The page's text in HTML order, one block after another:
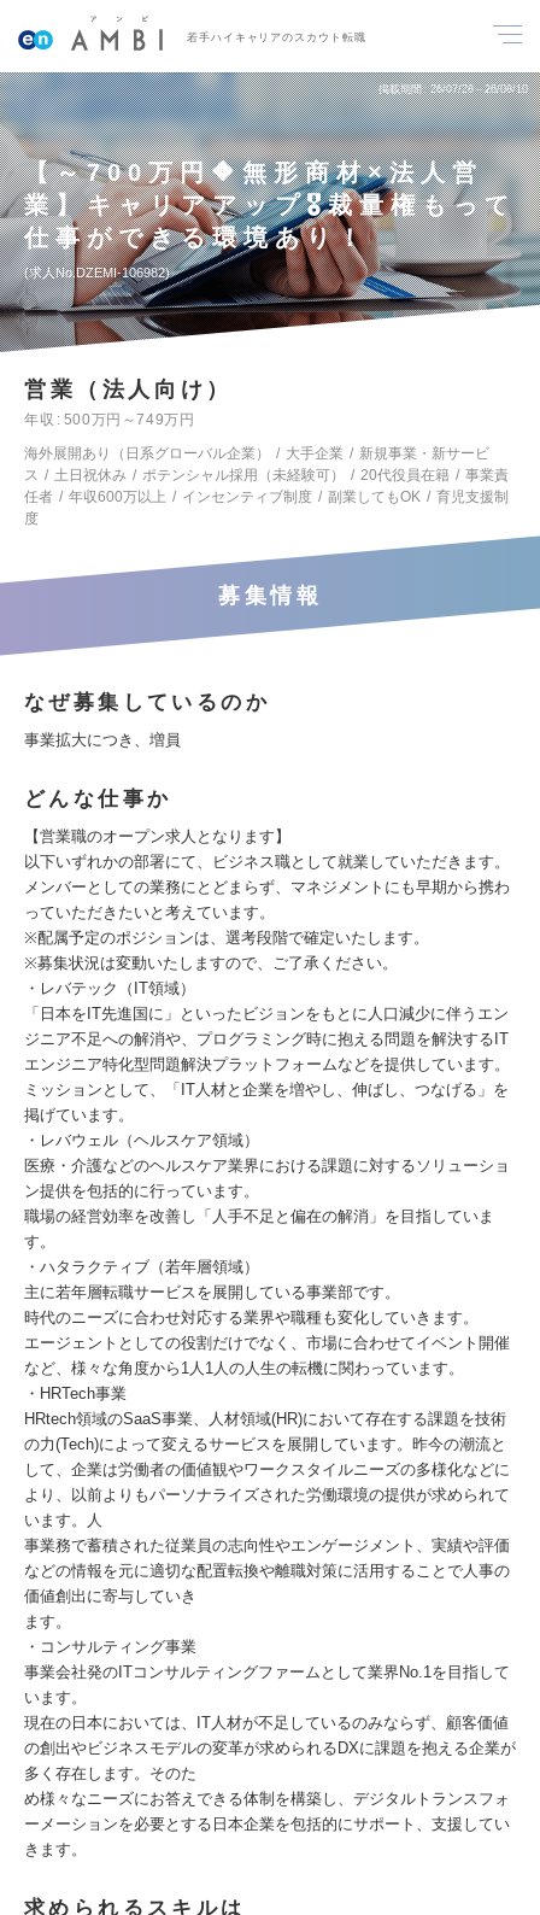
若手ハイキャリアのスカウト転職
掲載期間 26/07/28～26/08/10
【～700万円🔶無形商材×法人営
業】キャリアアップ🎖️裁量権もって
仕事ができる環境あり！
求人No.DZEMI-106982
営業（法人向け）
年収
500万円～749万円
海外展開あり（日系グローバル企業）
大手企業
新規事業・新サービ
ス
土日祝休み ポテンシャル採用（未経験可） 20代役員在籍
事業責
任者
年収600万以上 インセンティブ制度 副業してもOK
育児支援制
度
募集情報
なぜ募集しているのか
事業拡大につき、増員
どんな仕事か
【営業職のオープン求人となります】
以下いずれかの部署にて、ビジネス職として就業していただきます。
メンバーとしての業務にとどまらず、マネジメントにも早期から携わ
っていただきたいと考えています。
※配属予定のポジションは、選考段階で確定いたします。
※募集状況は変動いたしますので、ご了承ください。
・レバテック（IT領域）
「日本をIT先進国に」といったビジョンをもとに人口減少に伴うエン
ジニア不足への解消や、プログラミング時に抱える問題を解決するIT
エンジニア特化型問題解決プラットフォームなどを提供しています。
ミッションとして、「IT人材と企業を増やし、伸ばし、つなげる」を
掲げています。
・レバウェル（ヘルスケア領域）
医療・介護などのヘルスケア業界における課題に対するソリューショ
ン提供を包括的に行っています。
職場の経営効率を改善し「人手不足と偏在の解消」を目指していま
す。
・ハタラクティブ（若年層領域）
主に若年層転職サービスを展開している事業部です。
時代のニーズに合わせ対応する業界や職種も変化していきます。
エージェントとしての役割だけでなく、市場に合わせてイベント開催
など、様々な角度から1人1人の人生の転機に関わっています。
・HRTech事業
HRtech領域のSaaS事業、人材領域(HR)において存在する課題を技術
の力(Tech)によって変えるサービスを展開しています。昨今の潮流と
して、企業は労働者の価値観やワークスタイルニーズの多様化などに
より、以前よりもパーソナライズされた労働環境の提供が求められて
います。人
事業務で蓄積された従業員の志向性やエンゲージメント、実績や評価
などの情報を元に適切な配置転換や離職対策に活用することで人事の
価値創出に寄与していき
ます。
・コンサルティング事業
事業会社発のITコンサルティングファームとして業界No.1を目指して
います。
現在の日本においては、IT人材が不足しているのみならず、顧客価値
の創出やビジネスモデルの変革が求められるDXに課題を抱える企業が
多く存在します。そのた
め様々なニーズにお答えできる体制を構築し、デジタルトランスフォ
ーメーションを必要とする日本企業を包括的にサポート、支援してい
きます。
求められるスキルは